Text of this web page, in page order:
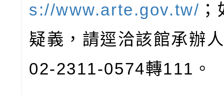
s://www.arte.gov.tw/
疑義，請逕洽該館承辦
02-2311-0574轉111 。